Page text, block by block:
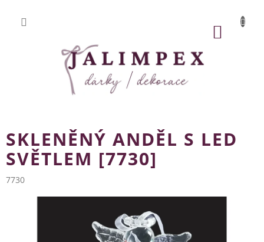
obsah
SKLENĚNÝ ANDĚL S LED
SVĚTLEM [7730]
7730